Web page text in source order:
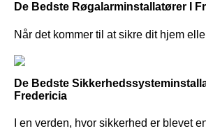
De Bedste Røgalarminstallatører I
Når det kommer til at sikre dit hjem
De Bedste
Fredericia
I en verden, hvor sikkerhed er blevet